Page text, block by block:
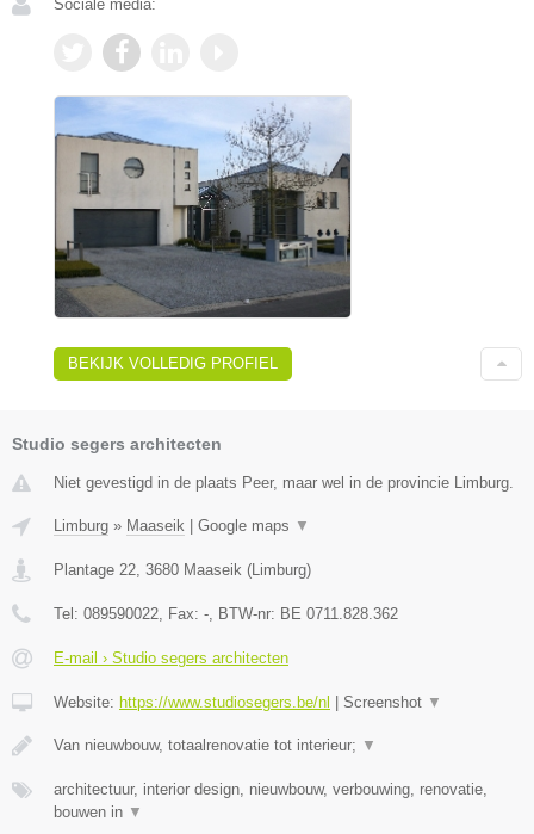
Sociale media:
BEKIJK VOLLEDIG PROFIEL
Studio segers architecten
Niet gevestigd in de plaats Peer, maar wel in de provincie Limburg.
Limburg » Maaseik Google maps ▼
Plantage 22, 3680 Maaseik (Limburg)
Tel: 089590022, Fax: -, BTW-nr: BE 0711.828.362
E-mail › Studio segers architecten
Website: https://www.studiosegers.be/nl Screenshot ▼
Van nieuwbouw, totaalrenovatie tot interieur; ▼
architectuur, interior design, nieuwbouw, verbouwing, renovatie,
bouwen in ▼